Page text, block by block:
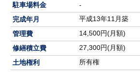
駐車場料金
-
完成年月
平成13年11月築
管理費
14,500円(月額)
修繕積立費
27,300円(月額)
土地権利
所有権